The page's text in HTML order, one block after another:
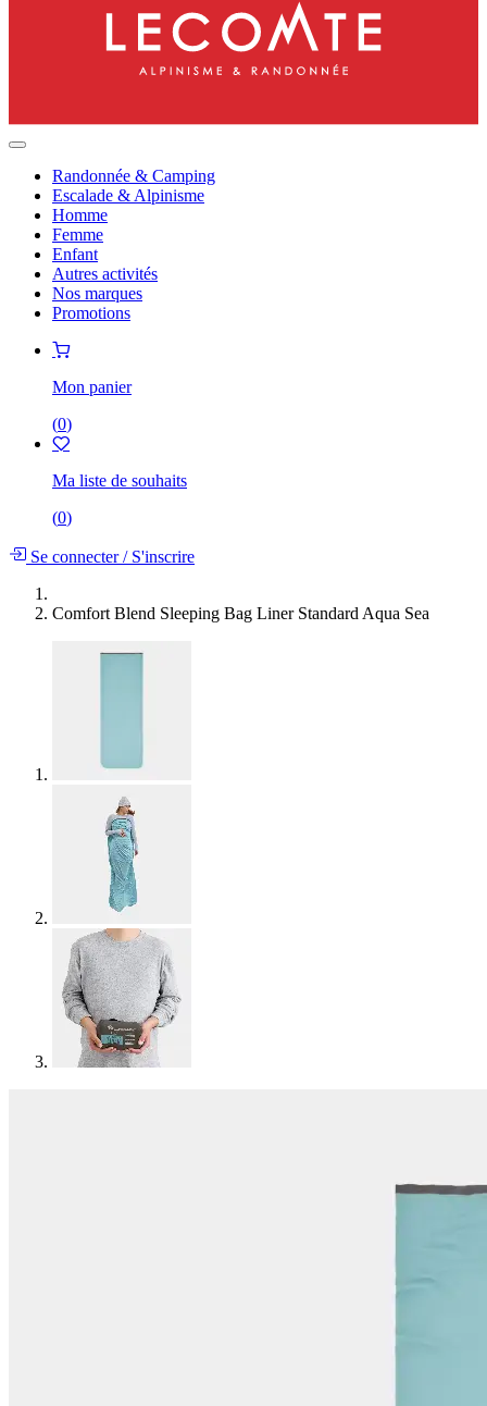
Randonnée & Camping
Escalade & Alpinisme
Homme
Femme
Enfant
Autres activités
Nos marques
Promotions
Mon panier
(0)
Ma liste de souhaits
(0)
Se connecter/S'inscrire
Comfort Blend Sleeping Bag Liner Standard Aqua Sea